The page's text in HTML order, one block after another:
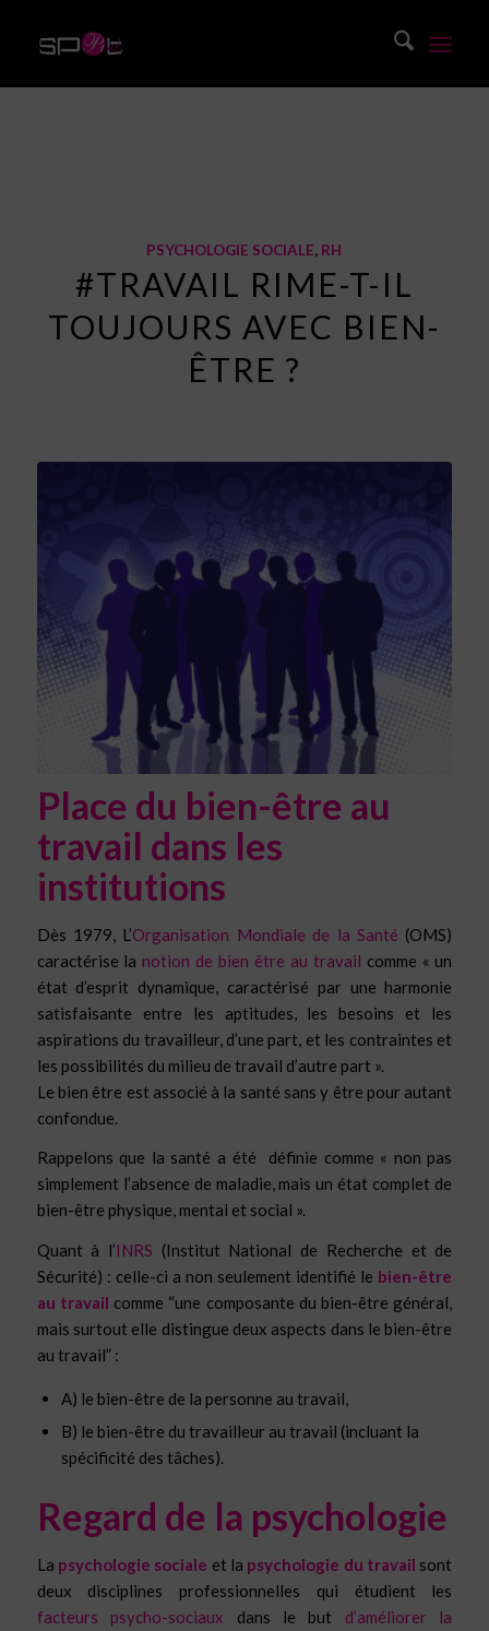
PSYCHOLOGIE SOCIALE, RH
#TRAVAIL RIME-T-IL
TOUJOURS AVEC BIEN-
ÊTRE ?
Place du bien-être au
travail dans les
institutions
Dès 1979, L’Organisation Mondiale de la Santé (OMS)
caractérise la notion de bien être au travail comme « un
état d’esprit dynamique, caractérisé par une harmonie
satisfaisante entre les aptitudes, les besoins et les
aspirations du travailleur, d’une part, et les contraintes et
les possibilités du milieu de travail d’autre part ».
Le bien être est associé à la santé sans y être pour autant
confondue.
Rappelons que la santé a été définie comme « non pas
simplement l’absence de maladie, mais un état complet de
bien-être physique, mental et social ».
Quant à l’INRS (Institut National de Recherche et de
Sécurité) : celle-ci a non seulement identifié le bien-être
au travail comme “une composante du bien-être général,
mais surtout elle distingue deux aspects dans le bien-être
au travail” :
A) le bien-être de la personne au travail,
B) le bien-être du travailleur au travail (incluant la
spécificité des tâches).
Regard de la psychologie
La psychologie sociale et la psychologie du travail sont
deux disciplines professionnelles qui étudient les
facteurs psycho-sociaux dans le but d’améliorer la